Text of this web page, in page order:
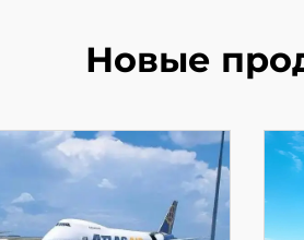
Новые